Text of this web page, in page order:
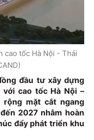
cao tốc Hà Nội - Thái
đầu tư xây dựng
cao tốc Hà Nội –
rộng mặt cắt ngang
2027 nhằm hoàn
đẩy phát triển khu